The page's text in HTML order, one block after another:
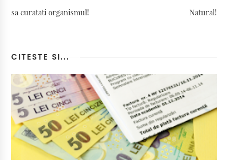
sa curatati organismul! Natural!
CITESTE SI...